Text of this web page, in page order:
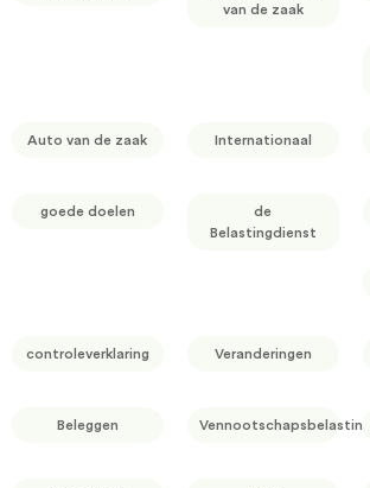
van de zaak
Auto van de zaak Internationaal
goede doelen
de
Belastingdienst
controleverklaring Veranderingen
Beleggen Vennootschapsbelasting